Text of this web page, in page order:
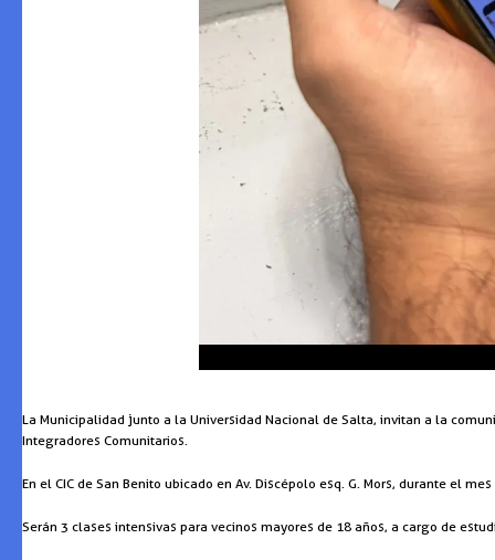
La Municipalidad junto a la Universidad Nacional de Salta, invitan a la
Integradores Comunitarios.
En el CIC de San Benito ubicado en Av. Discépolo esq. G. Mors, durante el
Serán 3 clases intensivas para vecinos mayores de 18 años, a cargo de